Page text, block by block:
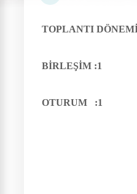
TOPLANTI
BİRLEŞİM :1
OTURUM :1
SAAT: